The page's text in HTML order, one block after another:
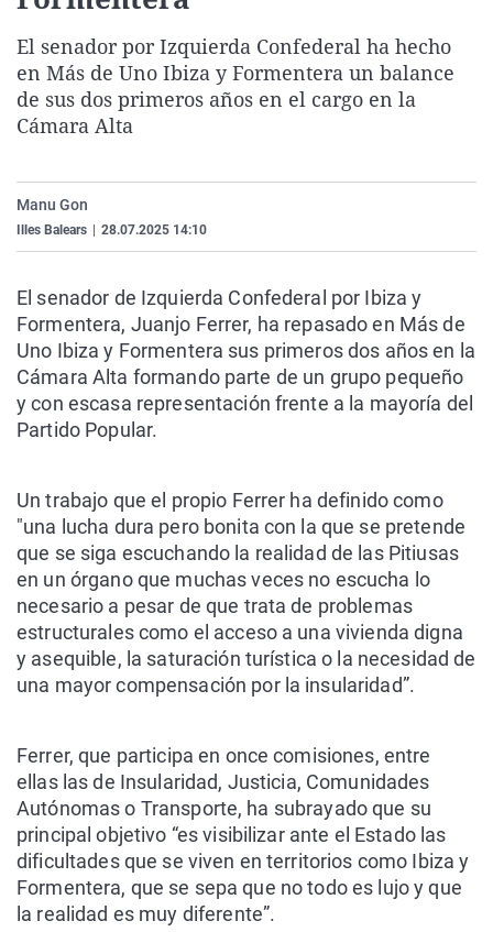
Gente viajera
Como el perro y el
Retornados
Equipo de
Galicia
La Rioja
Televisión
Elecciones
El senador por Izquierda Confederal ha hecho
en Más de Uno Ibiza y Formentera un balance
de sus dos primeros años en el cargo en la
Cámara Alta
Manu Gon
Illes Balears 28.07.2025 14:10
El senador de Izquierda Confederal por Ibiza y
Formentera, Juanjo Ferrer, ha repasado en Más de
Uno Ibiza y Formentera sus primeros dos años en la
Cámara Alta formando parte de un grupo pequeño
y con escasa representación frente a la mayoría del
Partido Popular.
Un trabajo que el propio Ferrer ha definido como
"una lucha dura pero bonita con la que se pretende
que se siga escuchando la realidad de las Pitiusas
en un órgano que muchas veces no escucha lo
necesario a pesar de que trata de problemas
estructurales como el acceso a una vivienda digna
y asequible, la saturación turística o la necesidad de
una mayor compensación por la insularidad”.
Ferrer, que participa en once comisiones, entre
ellas las de Insularidad, Justicia, Comunidades
Autónomas o Transporte, ha subrayado que su
principal objetivo “es visibilizar ante el Estado las
dificultades que se viven en territorios como Ibiza y
Formentera, que se sepa que no todo es lujo y que
la realidad es muy diferente”.